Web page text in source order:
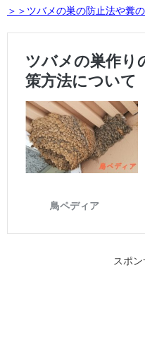
＞＞ツバメの巣の防止法や糞
スポ